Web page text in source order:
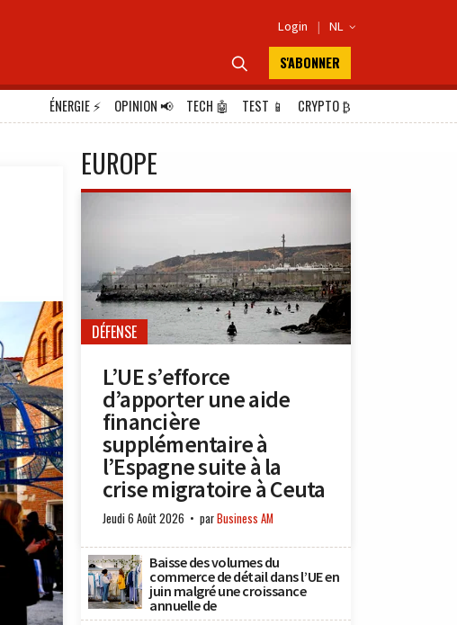
Login | NL 
 S'ABONNER
ÉNERGIE⚡ OPINION📢 TECH 🤖 TEST 📱 CRYPTO₿
EUROPE
DÉFENSE
L’UE s’efforce
d’apporter une aide
financière
supplémentaire à
l’Espagne suite à la
crise migratoire à Ceuta
Jeudi 6 Août 2026 parBusiness AM
Baisse des volumes du
commerce de détail dans l’UE en
juin malgré une croissance
annuelle de